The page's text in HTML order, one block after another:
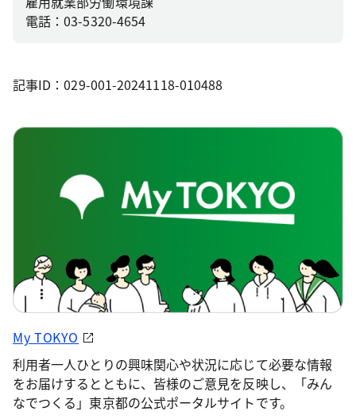
電話：03-5320-4654
記事ID：029-001-20241118-010488
My TOKYO
利用者一人ひとりの興味関心や状況に応じて必要な情報
をお届けするとともに、皆様のご意見を反映し、「みん
なでつくる」東京都の公式ポータルサイトです。